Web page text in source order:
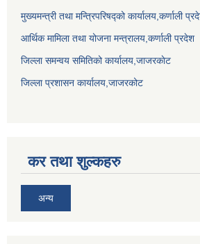
मुख्यमन्त्री तथा मन्त्रिपरिषद्को कार्यालय,कर्णाली
आर्थिक मामिला तथा योजना मन्त्रालय,कर्णाली प्रदेश
जिल्ला समन्वय समितिको कार्यालय,जाजरकाेट
जिल्ला प्रशासन कार्यालय,जाजरकोट
कर तथा शुल्कहरु
अन्य